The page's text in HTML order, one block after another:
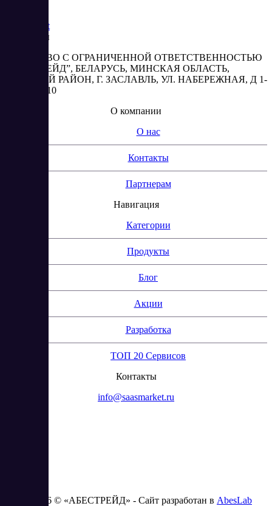
Market
Реквизиты
ОБЩЕСТВО С ОГРАНИЧЕННОЙ ОТВЕТСТВЕННОСТЬЮ
“АБЕСТРЕЙД”, БЕЛАРУСЬ, МИНСКАЯ ОБЛАСТЬ,
МИНСКИЙ РАЙОН, Г. ЗАСЛАВЛЬ, УЛ. НАБЕРЕЖНАЯ, Д 1-
2, КОМ. 310
О компании
О нас
Контакты
Партнерам
Навигация
Категории
Продукты
Блог
Акции
Разработка
ТОП 20 Сервисов
Контакты
info@saasmarket.ru
2023 - 2026 © «АБЕСТРЕЙД» - Сайт разработан в AbesLab